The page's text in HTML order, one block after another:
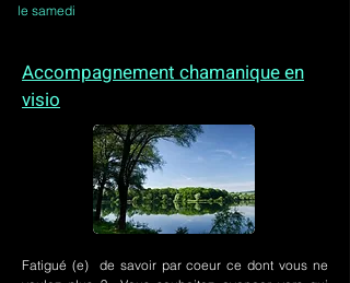
le samedi
Accompagnement chamanique en
visio
Fatigué (e) de savoir par coeur ce dont vous ne